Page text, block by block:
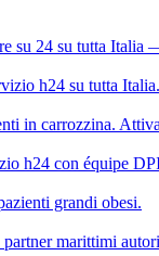
su 24 su tutta Italia
h24 su tutta Italia.
in carrozzina.
h24 con équipe
grandi obesi.
marittimi